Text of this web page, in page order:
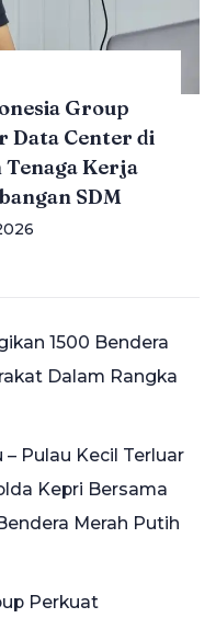
Group
Center di
Kerja
SDM
1500 Bendera
Dalam Rangka
Pulau Kecil Terluar
Kepri Bersama
Merah Putih
Perkuat